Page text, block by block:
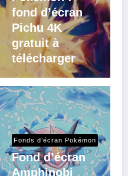
fond d’écran
Pichu 4K
gratuit à
télécharger
Fonds d’écran Pokémon
Fond d’écran
Amphinobi